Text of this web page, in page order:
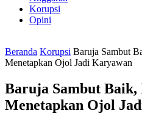
Korupsi
Opini
Beranda Korupsi Baruja Sambut
Menetapkan Ojol Jadi Karyawan
Baruja Sambut
Menetapkan Ojol